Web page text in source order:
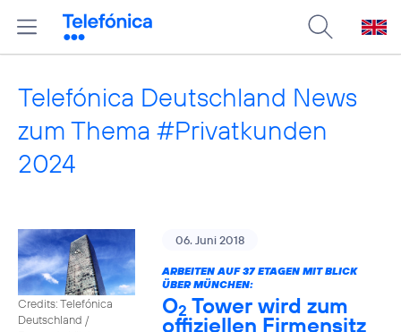
Telefónica Deutschland News
zum Thema #Privatkunden
2024
Credits: Telefónica
Deutschland /
06. Juni 2018
ARBEITEN AUF 37 ETAGEN MIT BLICK
ÜBER MÜNCHEN:
O2 Tower wird zum
offiziellen Firmensitz